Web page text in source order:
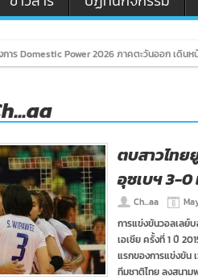
การ Domestic Power 2026 ภาคตะวันออก เดิน
ตบสาวไทย
อุซเบฯ 3-0
Ch...aa
การแข่งขันวอลเลย์
เอเชีย ครั้งที่ 1 ปี
แรกของการแข่งขัน เ
ทีมชาติไทย ลงสนา